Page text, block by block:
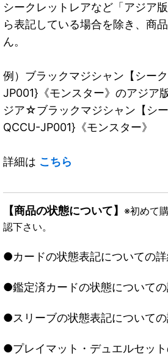
シークレットレアなど「アジア
ら表記している場合を除き、商
ん。
例）ブラックマジシャン【シー
JP001}《モンスター》のアジア
ジア☆ブラックマジシャン【シ
QCCU-JP001}《モンスター》
詳細は こちら
【商品の状態について】 ※初めて
認下さい。
●カードの状態表記についての
●鑑定済カードの状態について
●スリーブの状態表記について
●プレイマット・デュエルセッ